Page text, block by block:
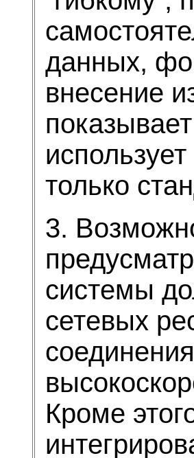
данных,
внесение
только
3.
системы
сетевых
Кроме